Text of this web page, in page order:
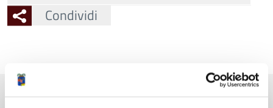
Condividi
Ultima modifica: 30 Ottobre 2025